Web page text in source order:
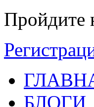
Пройдите
БЛОГИ